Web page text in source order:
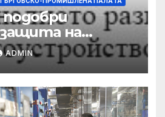
на
ще се
върху
ADMIN